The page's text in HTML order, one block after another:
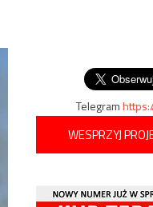
Telegram
WESPRZYJ